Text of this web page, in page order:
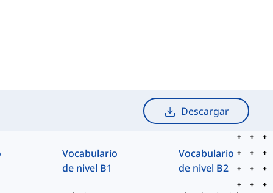
Descargar
Vocabulario
de nivel B1
Vocabulario
de nivel B2